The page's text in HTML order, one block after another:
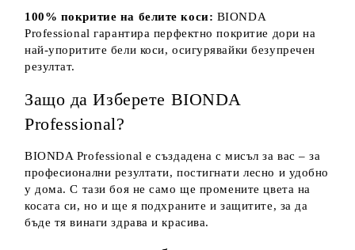
100% покритие на белите коси: BIONDA
Professional гарантира перфектно покритие дори на
най-упоритите бели коси, осигурявайки безупречен
резултат.
Защо да Изберете BIONDA
Professional?
BIONDA Professional е създадена с мисъл за вас – за
професионални резултати, постигнати лесно и удобно
у дома. С тази боя не само ще промените цвета на
косата си, но и ще я подхраните и защитите, за да
бъде тя винаги здрава и красива.